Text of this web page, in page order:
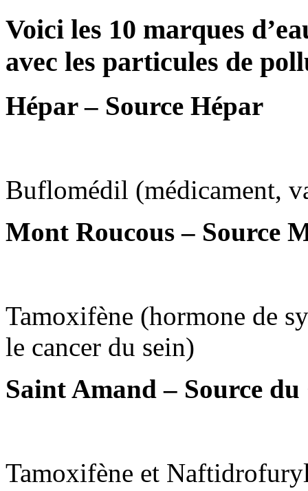
Voici les 10 marques
avec les particules de
Hépar – Source Hépar
Buflomédil (médicament,
Mont Roucous – Source
Tamoxifène (hormone de
le cancer du sein)
Saint Amand – Source du
Tamoxifène et